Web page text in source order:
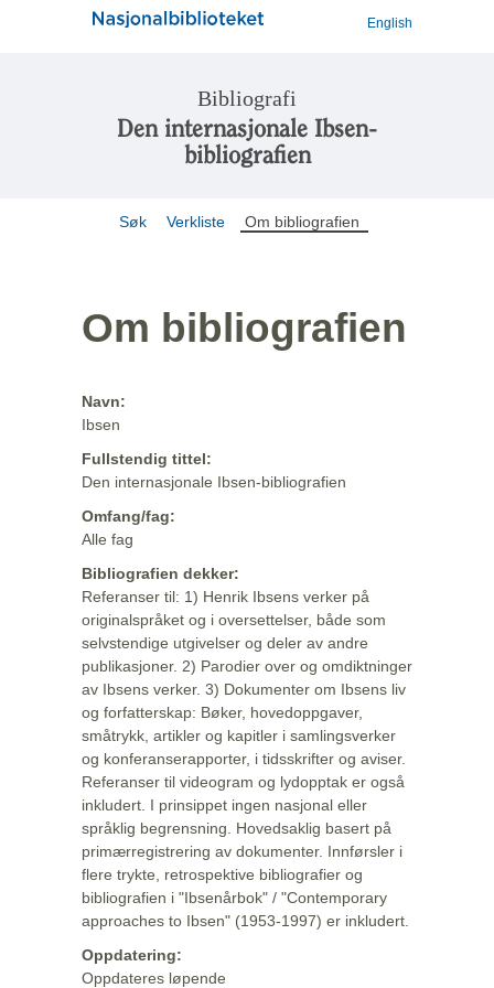
English
Bibliografi
Den internasjonale Ibsen-
bibliografien
Søk Verkliste Om bibliografien
Om bibliografien
Navn:
Ibsen
Fullstendig tittel:
Den internasjonale Ibsen-bibliografien
Omfang/fag:
Alle fag
Bibliografien dekker:
Referanser til: 1) Henrik Ibsens verker på
originalspråket og i oversettelser, både som
selvstendige utgivelser og deler av andre
publikasjoner. 2) Parodier over og omdiktninger
av Ibsens verker. 3) Dokumenter om Ibsens liv
og forfatterskap: Bøker, hovedoppgaver,
småtrykk, artikler og kapitler i samlingsverker
og konferanserapporter, i tidsskrifter og aviser.
Referanser til videogram og lydopptak er også
inkludert. I prinsippet ingen nasjonal eller
språklig begrensning. Hovedsaklig basert på
primærregistrering av dokumenter. Innførsler i
flere trykte, retrospektive bibliografier og
bibliografien i "Ibsenårbok" / "Contemporary
approaches to Ibsen" (1953-1997) er inkludert.
Oppdatering:
Oppdateres løpende